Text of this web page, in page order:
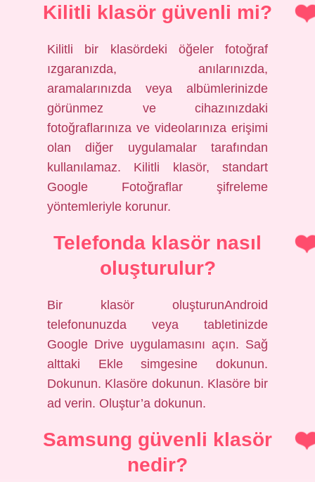
Kilitli klasör güvenli mi?
Kilitli bir klasördeki öğeler fotoğraf
ızgaranızda, anılarınızda,
aramalarınızda veya albümlerinizde
görünmez ve cihazınızdaki
fotoğraflarınıza ve videolarınıza erişimi
olan diğer uygulamalar tarafından
kullanılamaz. Kilitli klasör, standart
Google Fotoğraflar şifreleme
yöntemleriyle korunur.
Telefonda klasör nasıl
oluşturulur?
Bir klasör oluşturunAndroid
telefonunuzda veya tabletinizde
Google Drive uygulamasını açın. Sağ
alttaki Ekle simgesine dokunun.
Dokunun. Klasöre dokunun. Klasöre bir
ad verin. Oluştur’a dokunun.
Samsung güvenli klasör
nedir?